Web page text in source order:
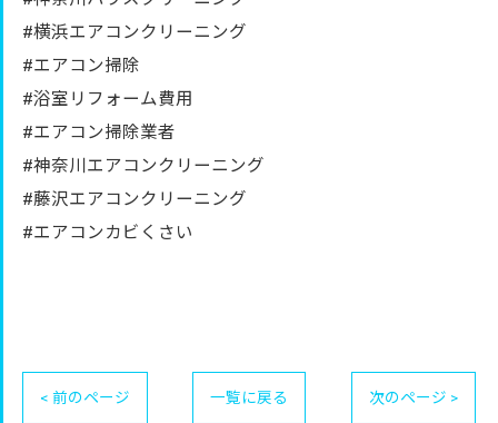
#横浜エアコンクリーニング
#エアコン掃除
#浴室リフォーム費用
#エアコン掃除業者
#神奈川エアコンクリーニング
#藤沢エアコンクリーニング
#エアコンカビくさい
< 前のページ 一覧に戻る 次のページ >